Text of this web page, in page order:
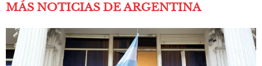
MÁS NOTICIAS DE ARGENTINA